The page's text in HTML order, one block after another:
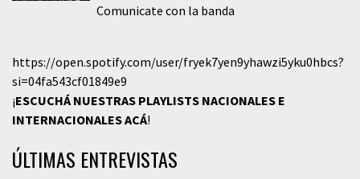
Comunicate con la banda
https://open.spotify.com/user/fryek7yen9yhawzi5yku0hbcs?
si=04fa543cf01849e9
¡ESCUCHÁ NUESTRAS PLAYLISTS NACIONALES E
INTERNACIONALESACÁ!
ÚLTIMAS ENTREVISTAS